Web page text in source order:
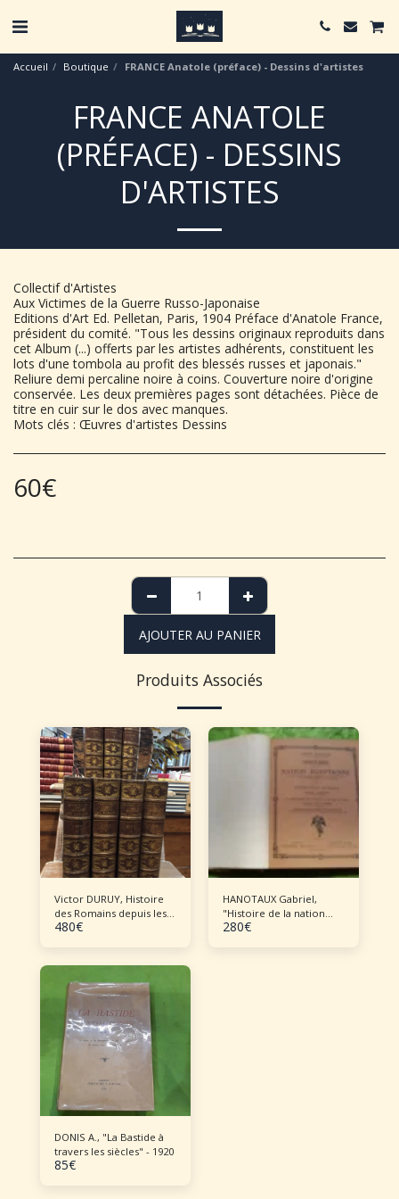
Accueil Boutique FRANCE Anatole (préface) - Dessins d'artistes
FRANCE ANATOLE
(PRÉFACE) - DESSINS
D'ARTISTES
Collectif d'Artistes
Aux Victimes de la Guerre Russo-Japonaise
Editions d'Art Ed. Pelletan, Paris, 1904 Préface d'Anatole France,
président du comité. "Tous les dessins originaux reproduits dans
cet Album (...) offerts par les artistes adhérents, constituent les
lots d'une tombola au profit des blessés russes et japonais."
Reliure demi percaline noire à coins. Couverture noire d'origine
conservée. Les deux premières pages sont détachées. Pièce de
titre en cuir sur le dos avec manques.
Mots clés : Œuvres d'artistes Dessins
60€
AJOUTER AU PANIER
Produits Associés
Victor DURUY, Histoire
des Romains depuis les
temps les plus reculés
480€
HANOTAUX Gabriel,
"Histoire de la nation
égyptienne" - 6 volumes
280€
DONIS A., "La Bastide à
travers les siècles" - 1920
85€